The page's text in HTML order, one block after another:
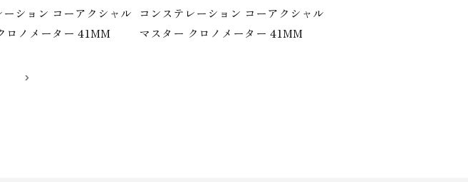
ーション コーアクシャル
ロノメーター 41M M
コンステレーション コーアクシャル
マスター クロノメーター 41M M
›